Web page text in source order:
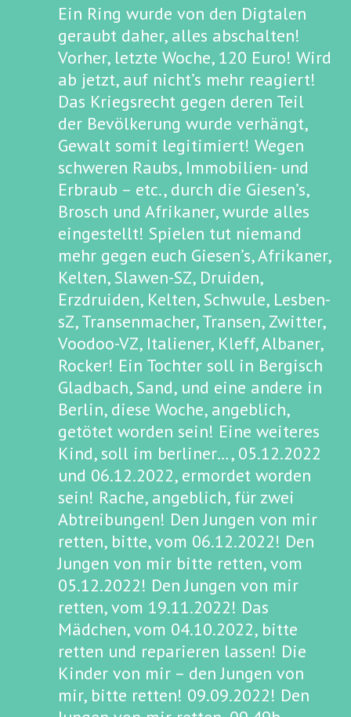
Ein Ring wurde von den Digtalen
geraubt daher, alles abschalten!
Vorher, letzte Woche, 120 Euro! Wird
ab jetzt, auf nicht’s mehr reagiert!
Das Kriegsrecht gegen deren Teil
der Bevölkerung wurde verhängt,
Gewalt somit legitimiert! Wegen
schweren Raubs, Immobilien- und
Erbraub – etc., durch die Giesen’s,
Brosch und Afrikaner, wurde alles
eingestellt! Spielen tut niemand
mehr gegen euch Giesen’s, Afrikaner,
Kelten, Slawen-SZ, Druiden,
Erzdruiden, Kelten, Schwule, Lesben-
sZ, Transenmacher, Transen, Zwitter,
Voodoo-VZ, Italiener, Kleff, Albaner,
Rocker! Ein Tochter soll in Bergisch
Gladbach, Sand, und eine andere in
Berlin, diese Woche, angeblich,
getötet worden sein! Eine weiteres
Kind, soll im berliner…, 05.12.2022
und 06.12.2022, ermordet worden
sein! Rache, angeblich, für zwei
Abtreibungen! Den Jungen von mir
retten, bitte, vom 06.12.2022! Den
Jungen von mir bitte retten, vom
05.12.2022! Den Jungen von mir
retten, vom 19.11.2022! Das
Mädchen, vom 04.10.2022, bitte
retten und reparieren lassen! Die
Kinder von mir – den Jungen von
mir, bitte retten! 09.09.2022! Den